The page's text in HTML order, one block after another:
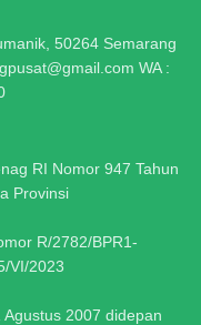
50264 Semarang
WA :
RI Nomor 947 Tahun
Provinsi
R/2782/BPR1-
VI/2023
2007 didepan